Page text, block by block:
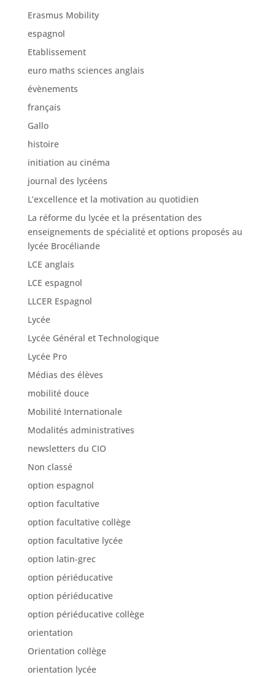
Erasmus Mobility
espagnol
Etablissement
euro maths sciences anglais
évènements
français
Gallo
histoire
initiation au cinéma
journal des lycéens
L’excellence et la motivation au quotidien
La réforme du lycée et la présentation des
enseignements de spécialité et options proposés au
lycée Brocéliande
LCE anglais
LCE espagnol
LLCER Espagnol
Lycée
Lycée Général et Technologique
Lycée Pro
Médias des élèves
mobilité douce
Mobilité Internationale
Modalités administratives
newsletters du CIO
Non classé
option espagnol
option facultative
option facultative collège
option facultative lycée
option latin-grec
option périéducative
option périéducative
option périéducative collège
orientation
Orientation collège
orientation lycée